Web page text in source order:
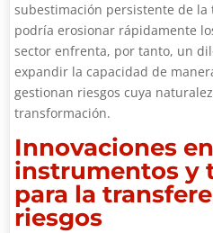
subestimación persistente de la
podría erosionar rápidamente
sector enfrenta, por tanto, un
expandir la capacidad de
gestionan riesgos cuya
transformación.
Innovaciones en
instrumentos y
para la
riesgos